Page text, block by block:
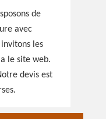
de
avec
les
le site web.
devis est